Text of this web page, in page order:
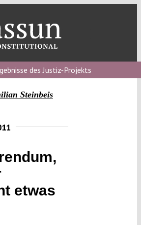
des Justiz-Projekts
Steinbeis
etwas